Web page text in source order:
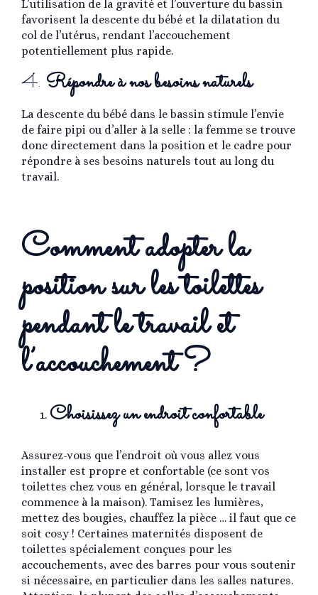
L’utilisation de la gravité et l’ouverture du bassin
favorisent la descente du bébé et la dilatation du
col de l’utérus, rendant l’accouchement
potentiellement plus rapide.
4. Répondre à nos besoins naturels
La descente du bébé dans le bassin stimule l’envie
de faire pipi ou d’aller à la selle : la femme se trouve
donc directement dans la position et le cadre pour
répondre à ses besoins naturels tout au long du
travail.
Comment adopter la
position sur les toilettes
pendant le travail et
l’accouchement ?
Choisissez un endroit confortable
Assurez-vous que l’endroit où vous allez vous
installer est propre et confortable (ce sont vos
toilettes chez vous en général, lorsque le travail
commence à la maison). Tamisez les lumières,
mettez des bougies, chauffez la pièce … il faut que ce
soit cosy ! Certaines maternités disposent de
toilettes spécialement conçues pour les
accouchements, avec des barres pour vous soutenir
si nécessaire, en particulier dans les salles natures.